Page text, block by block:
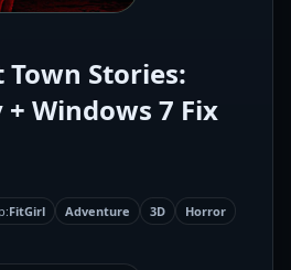
Stories:
+ Windows 7 Fix
FitGirl Adventure 3D
Horror